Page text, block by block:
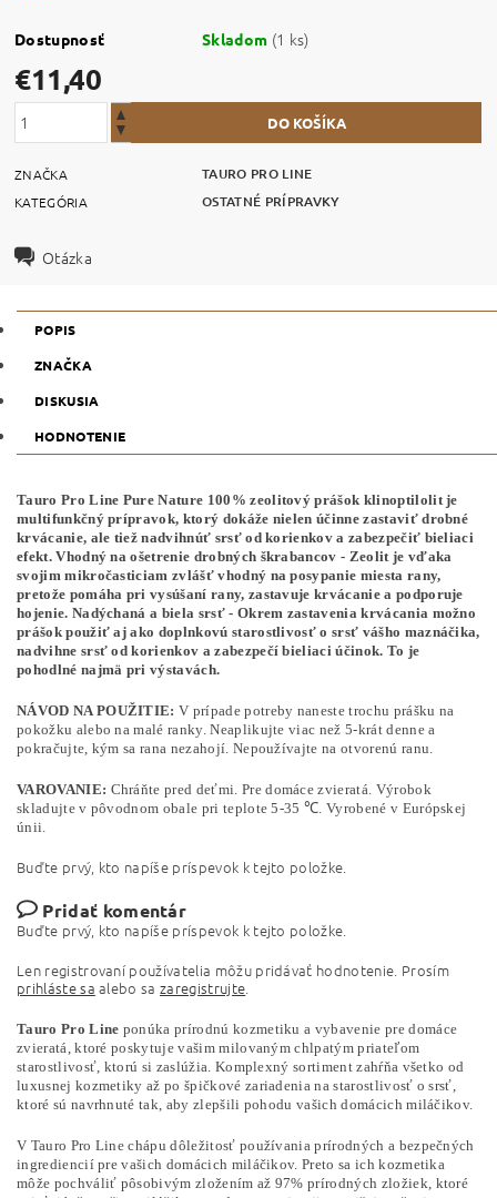
Dostupnosť Skladom (1 ks)
€11,40
ZNAČKA TAURO PRO LINE
KATEGÓRIA OSTATNÉ PRÍPRAVKY
Otázka
POPIS
ZNAČKA
DISKUSIA
HODNOTENIE
Tauro Pro Line Pure Nature 100% zeolitový prášok klinoptilolit je
multifunkčný prípravok, ktorý dokáže nielen účinne zastaviť drobné
krvácanie, ale tiež nadvihnúť srsť od korienkov a zabezpečiť bieliaci
efekt. Vhodný na ošetrenie drobných škrabancov - Zeolit je vďaka
svojim mikročasticiam zvlášť vhodný na posypanie miesta rany,
pretože pomáha pri vysúšaní rany, zastavuje krvácanie a podporuje
hojenie. Nadýchaná a biela srsť - Okrem zastavenia krvácania možno
prášok použiť aj ako doplnkovú starostlivosť o srsť vášho maznáčika,
nadvihne srsť od korienkov a zabezpečí bieliaci účinok. To je
pohodlné najmä pri výstavách.
NÁVOD NA POUŽITIE: V prípade potreby naneste trochu prášku na
pokožku alebo na malé ranky. Neaplikujte viac než 5-krát denne a
pokračujte, kým sa rana nezahojí. Nepoužívajte na otvorenú ranu.
VAROVANIE: Chráňte pred deťmi. Pre domáce zvieratá. Výrobok
skladujte v pôvodnom obale pri teplote 5-35 ℃. Vyrobené v Európskej
únii.
Buďte prvý, kto napíše príspevok k tejto položke.
Pridať komentár
Buďte prvý, kto napíše príspevok k tejto položke.
Len registrovaní používatelia môžu pridávať hodnotenie. Prosím
prihláste sa alebo sazaregistrujte.
Tauro Pro Line ponúka prírodnú kozmetiku a vybavenie pre domáce
zvieratá, ktoré poskytuje vašim milovaným chlpatým priateľom
starostlivosť, ktorú si zaslúžia. Komplexný sortiment zahŕňa všetko od
luxusnej kozmetiky až po špičkové zariadenia na starostlivosť o srsť,
ktoré sú navrhnuté tak, aby zlepšili pohodu vašich domácich miláčikov.
V Tauro Pro Line chápu dôležitosť používania prírodných a bezpečných
ingrediencií pre vašich domácich miláčikov. Preto sa ich kozmetika
môže pochváliť pôsobivým zložením až 97% prírodných zložiek, ktoré